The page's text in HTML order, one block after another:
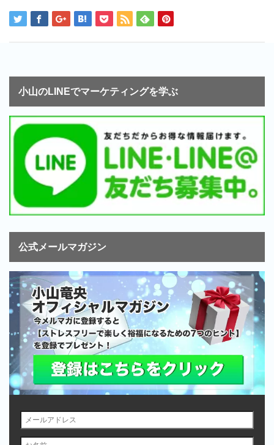
小山のLINEでマーケティングを学ぶ
公式メールマガジン